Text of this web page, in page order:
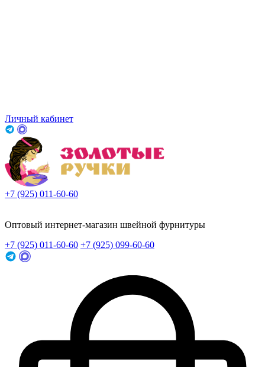
Личный кабинет
+7 (925) 011-60-60
Оптовый интернет-магазин швейной фурнитуры
+7 (925) 011-60-60 +7 (925) 099-60-60